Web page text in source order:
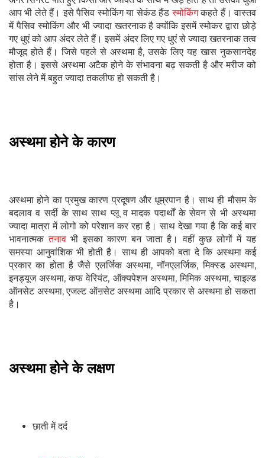
आप भी लेते हैं। इसे पैसिव स्मोकिंग या सेकंड हैंडस्मोकिंगकहते हैं। वास्तव
में पैसिव स्मोकिंग और भी ज्यादा खतरनाक है क्योंकि इसमें स्मोकर द्वारा छोड़े
गए धुएं को आप अंदर लेते हैं। इसमें अंदर लिए गए धुएं से ज्यादा खतरनाक तत्व
मौजूद होते हैं। जिसे पहले से अस्थमा है, उसके लिए यह खास नुकसानदेह
होता है। इससे अस्थमा अटैक होने के संभावना बढ़ सकती है और मरीज को
सांस लेने में बहुत ज्यादा तकलीफ हो सकती है।
अस्थमा होने के कारण
अस्थमा होने का प्रमुख कारण प्रदूषण और धूम्रपान है। साथ ही मौसम के
बदलाव व सर्दी के साथ साथ प्लू व मादक पदार्थों के सेवन से भी अस्थमा
ज्यादा मात्रा में लोगो को परेशान कर रहा है। साथ देखा गया है कि कई बार
भावनात्मकतनावभी इसका कारण बन जाता है। वहीं कुछ लोगों में यह
समस्या आनुवांशिक भी होती है। साथ ही आपको बता दे कि अस्थमा कई
प्रकार का होता है जैसे एलर्जिक अस्थमा, नॉनएलर्जिक, मिक्स्ड अस्थमा,
इनड्यूज अस्थमा, कफ वेरियंट, ऑक्यपेशन अस्थमा, मिमिक अस्थमा, चाइल्ड
ऑनसेट अस्थमा, एजल्ट ऑऩसेट अस्थमा आदि प्रकार से अस्थमा हो सकता
है।
अस्थमा होने के लक्षण
छाती में दर्द